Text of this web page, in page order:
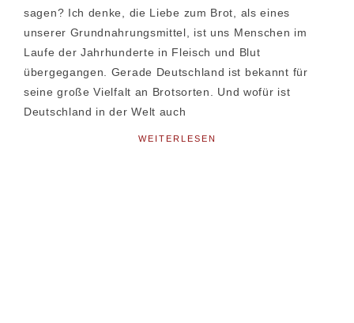
sagen? Ich denke, die Liebe zum Brot, als eines
unserer Grundnahrungsmittel, ist uns Menschen im
Laufe der Jahrhunderte in Fleisch und Blut
übergegangen. Gerade Deutschland ist bekannt für
seine große Vielfalt an Brotsorten. Und wofür ist
Deutschland in der Welt auch
WEITERLESEN